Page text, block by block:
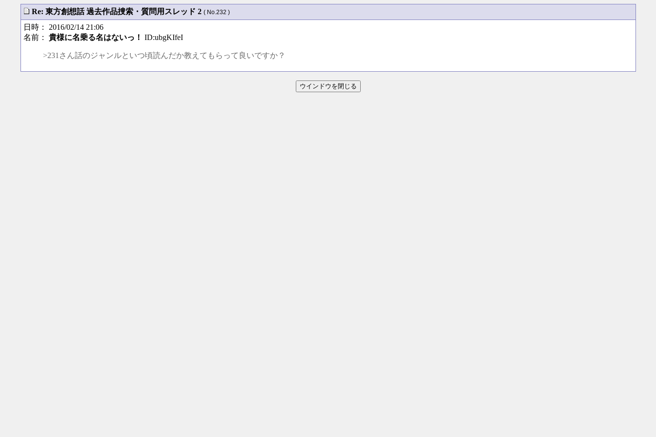
Re: 東方創想話 過去作品捜索・質問用スレッド 2 ( No.232 )
日時： 2016/02/14 21:06
名前： 貴様に名乗る名はないっ！ ID:ubgKIfeI
>231さん話のジャンルといつ頃読んだか教えてもらって良いですか？